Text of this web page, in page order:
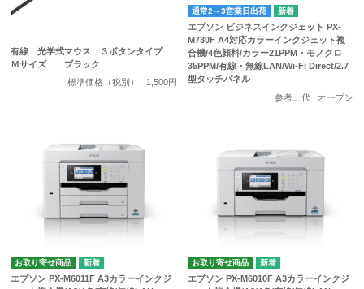
有線 光学式マウス ３ボタンタイプ
Ｍサイズ ブラック
標準価格（税別）
1,500円
通常2～3営業日出荷
エプソン ビジネスインクジェット PX-
M730F A4対応カラーインクジェット複
合機/4色顔料/カラー21PPM・モノクロ
35PPM/有線・無線LAN/Wi-Fi Direct/2.7
型タッチパネル
参考上代
オープン
お取り寄せ商品
エプソン PX-M6011F A3カラーインクジ
お取り寄せ商品
エプソン PX-M6010F A3カラーインクジ